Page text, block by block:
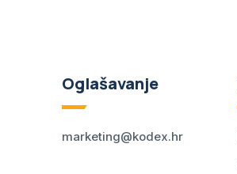
Oglašavanje
marketing@kodex.hr